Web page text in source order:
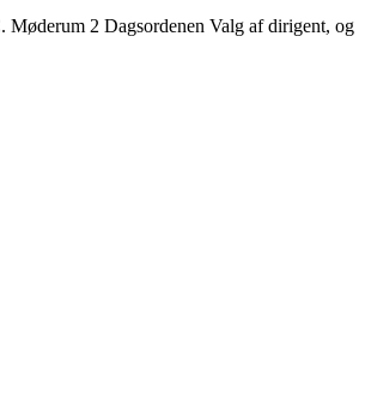
2 Dagsordenen Valg af dirigent, og